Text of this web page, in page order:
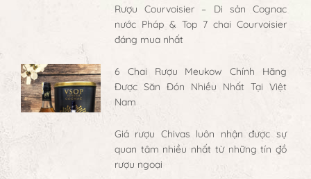
Rượu Courvoisier – Di sản Cognac
nước Pháp & Top 7 chai Courvoisier
đáng mua nhất
6 Chai Rượu Meukow Chính Hãng
Được Săn Đón Nhiều Nhất Tại Việt
Nam
Giá rượu Chivas luôn nhận được sự
quan tâm nhiều nhất từ những tín đồ
rượu ngoại